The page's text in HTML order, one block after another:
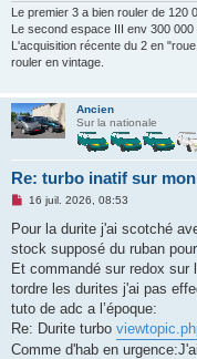
Le premier 3 a bien rouler de 120
Le second espace III env 300 000
L'acquisition récente du 2 en
rouler en vintage.
Ancien
Sur la nationale
Re: turbo inatif sur mon
M
s
a
g
n
o
l
u
16 juil. 2026, 08:53
Pour la durite j'ai scotché
stock supposé du ruban
Et commandé sur redox sur
tordre les durites j'ai pas
tuto de adc a l’époque:
Re: Durite turbo
Comme d'hab en